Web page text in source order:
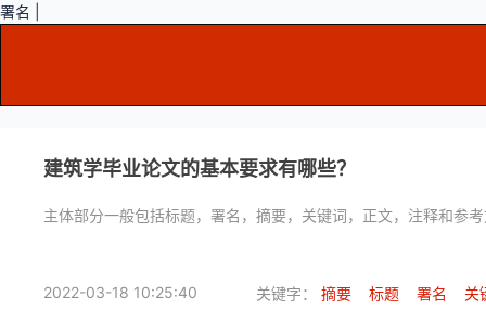
署名 |
建筑学毕业论文的基本要求有哪些？
主体部分一般包括标题，署名，摘要，关键词，正文，注释和参
2022-03-18 10:25:40 关键字： 摘要 标题 署名 关